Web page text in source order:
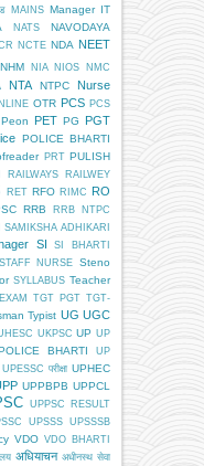
MAINS Manager IT
NATS
NAVODAYA
NCTE NDA NEET
NHM NIA NIOS
NMC
NTA NTPC Nurse
OTR PCS PCS
Peon PET PG PGT
POLICE BHARTI
PRT PULISH
RAILWAYS
RAILWEY
RET RFO RIMC RO
RRB
RRB NTPC
SAMIKSHA ADHIKARI
SI SI BHARTI
STAFF NURSE
Steno
SYLLABUS Teacher
TGT PGT TGT-
Typist UG UGC
UKPSC UP UP
BHARTI
UP
UPESSC परीक्षा UPHEC
UPPBPB UPPCL
UPPSC RESULT
UPSSS UPSSSB
VDO VDO BHARTI
अधियाचन अधीनस्थ सेवा